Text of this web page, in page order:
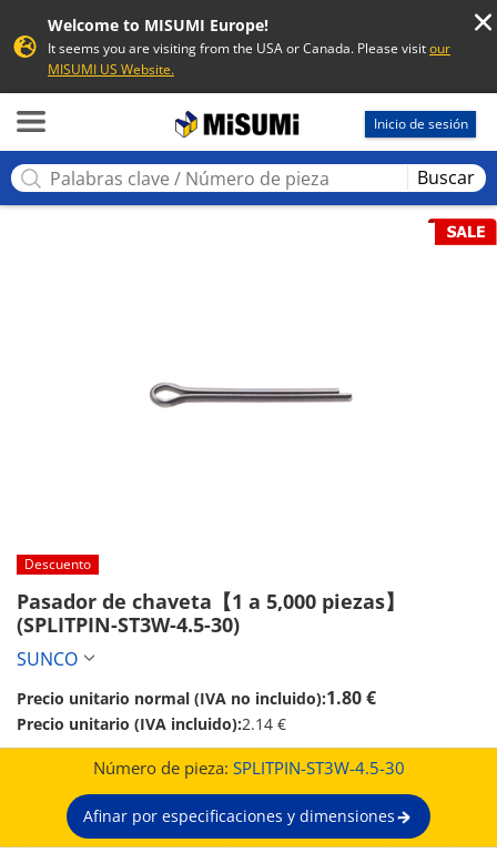
Welcome to MISUMI Europe!
It seems you are visiting from the USA or Canada. Please visitour
MISUMI US Website.
Inicio de sesión
Buscar
Descuento
Pasador de chaveta【1 a 5,000 piezas】
(SPLITPIN-ST3W-4.5-30)
SUNCO
Precio unitario normal (IVA no incluido):1.80 €
Precio unitario (IVA incluido):2.14 €
Número de pieza: SPLITPIN-ST3W-4.5-30
Afinar por especificaciones y dimensiones